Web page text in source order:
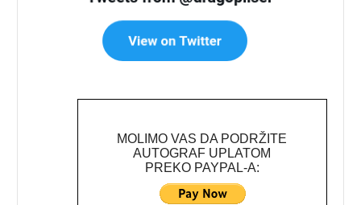
MOLIMO VAS DA PODRŽITE
AUTOGRAF UPLATOM
PREKO PAYPAL-A: